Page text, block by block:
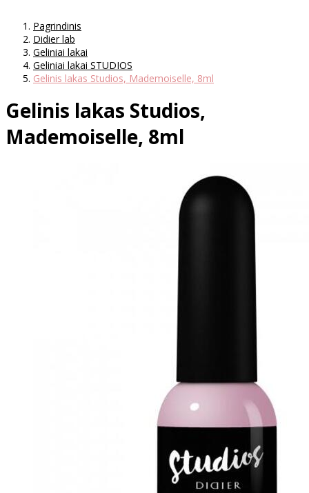
Pagrindinis
Didier lab
Geliniai lakai
Geliniai lakai STUDIOS
Gelinis lakas Studios, Mademoiselle, 8ml
Gelinis lakas Studios,
Mademoiselle, 8ml